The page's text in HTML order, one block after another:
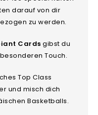
darauf von dir
zu werden.
Cards gibst du
Touch.
Top Class
und misch dich
Basketballs.